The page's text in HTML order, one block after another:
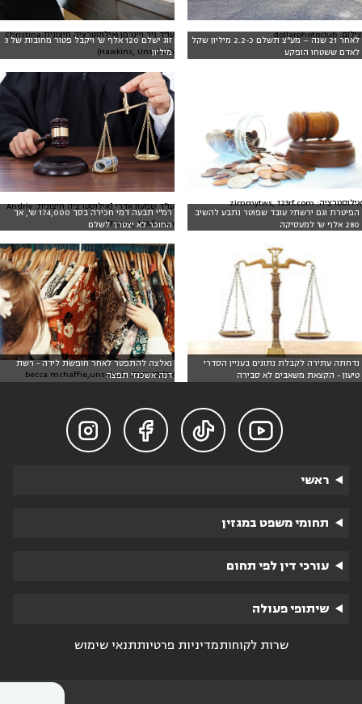
לאחר 21 שנה – מע"צ תשלם כ-2.2 מיליון שקל
לאדם ששטחו הופקע
צילום: dollarphotoclub
זוג ישלם 120 אלף ש' ויקבל פטור מחובות של 3
מיליון
עו״ד ניר ויינרמן (אילוסטרציה חיצונית:Christina
Hawkins, Unsplash)
הפיטרת וגם ירשת? עובד שפוטר נתבע להשיב
280 אלף ש' למעסיקה
אילוסטרציה: zimmytws, 123rf.com
רמ"י תבעה דמי חכירה בסך 174,000 ש', אך
החוכר לא יצטרך לשלם
עו"ד שמעון אדרי [אילוסטרציה חיצונית: Andriy
Popov, 123rf.com]
נדחתה עתירה לקבלת נתונים בעניין הסדרי
טיעון - הקצאת משאבים לא סבירה
נאלצה להתפטר לאחר חופשת לידה - רשת
דנה אשכנזי תפצה
אילוסטרציה: becca mchaffie,unsplash




ראשי
תחומי משפט במגזין
עורכי דין לפי תחום
שיתופי פעולה
שרות לקוחותמדיניות פרטיותתנאי שימוש